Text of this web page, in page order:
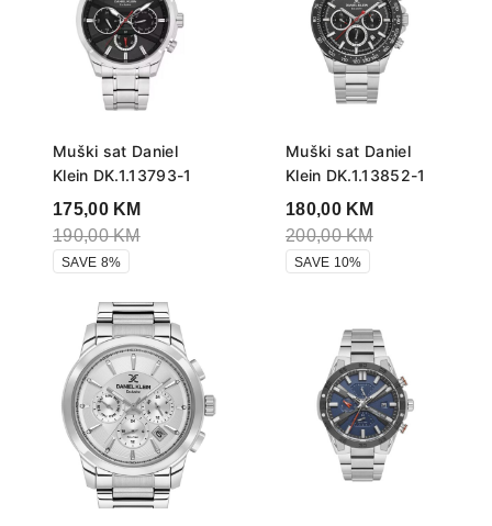
Muški sat Daniel
Klein DK.1.13793-1
175,00 KM
190,00KM
SAVE 8%
Muški sat Daniel
Klein DK.1.13852-1
180,00 KM
200,00KM
SAVE 10%